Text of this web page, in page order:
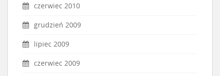
czerwiec 2010
grudzień 2009
lipiec 2009
czerwiec 2009